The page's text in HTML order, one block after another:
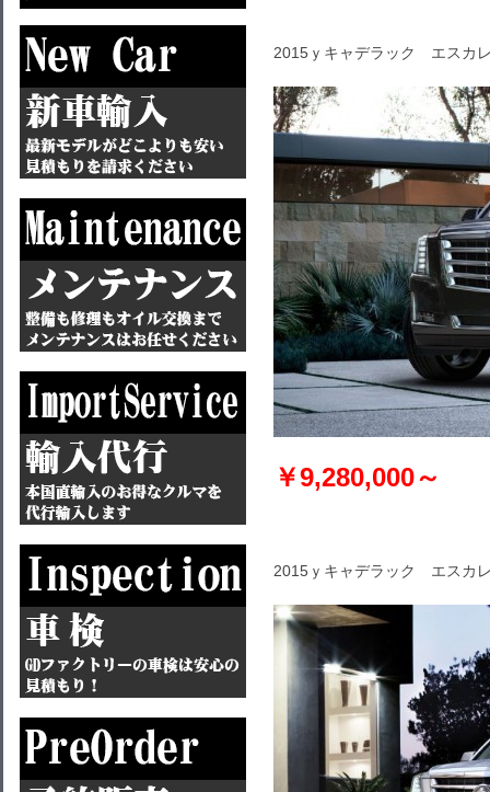
2015ｙキャデラック エスカ
￥9,280,000～
2015ｙキャデラック エスカ